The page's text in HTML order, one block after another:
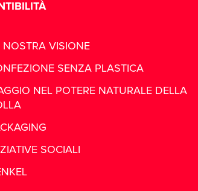
NOSTRA VISIONE
SENZA PLASTICA
NEL POTERE NATURALE DELLA
SOCIALI